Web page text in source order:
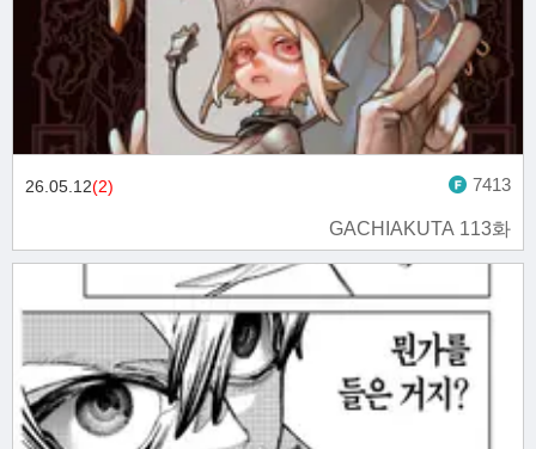
GACHIAKUTA 113화
26.05.12(2) 7413